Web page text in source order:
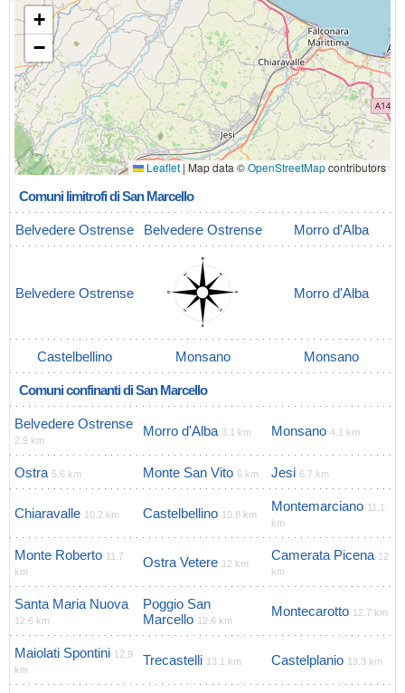
+
−
Leaflet| Map data ©OpenStreetMapcontributors
Comuni limitrofi di San Marcello
Belvedere Ostrense Belvedere Ostrense Morro d'Alba
Belvedere Ostrense Morro d'Alba
Castelbellino Monsano Monsano
Comuni confinanti di San Marcello
Belvedere Ostrense
2.9 km
Morro d'Alba 3.1 km Monsano 4.1 km
Ostra 5.6 km Monte San Vito 6 km Jesi 6.7 km
Chiaravalle 10.2 km Castelbellino 10.8 km
Montemarciano 11.1
km
Monte Roberto 11.7
km
Ostra Vetere 12 km
Camerata Picena 12
km
Santa Maria Nuova
12.6 km
Poggio San
Marcello 12.6 km
Montecarotto 12.7 km
Maiolati Spontini 12.9
km
Trecastelli 13.1 km Castelplanio 13.3 km